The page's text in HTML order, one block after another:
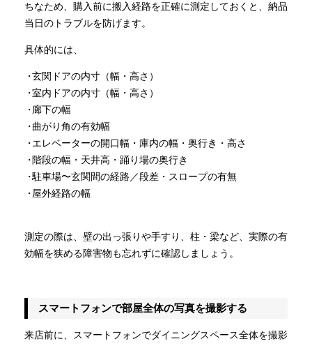
ちなため、購入前に搬入経路を正確に測定しておくと、納品
当日のトラブルを防げます。
具体的には、
玄関ドアの内寸（幅・高さ）
室内ドアの内寸（幅・高さ）
廊下の幅
曲がり角の有効幅
エレベーターの開口幅・庫内の幅・奥行き・高さ
階段の幅・天井高・踊り場の奥行き
駐車場〜玄関間の経路／段差・スロープの有無
屋外経路の幅
測定の際は、壁の出っ張りや手すり、柱・梁など、実際の有
効幅を狭める障害物も忘れずに確認しましょう。
スマートフォンで部屋全体の写真を撮影する
来店前に、スマートフォンでダイニングスペース全体を撮影